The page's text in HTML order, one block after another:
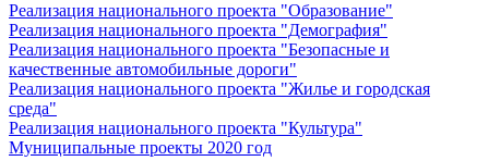
Реализация национального проекта "Образование"
Реализация национального проекта "Демография"
Реализация национального проекта "Безопасные и
качественные автомобильные дороги"
Реализация национального проекта "Жилье и городская
среда"
Реализация национального проекта "Культура"
Муниципальные проекты 2020 год